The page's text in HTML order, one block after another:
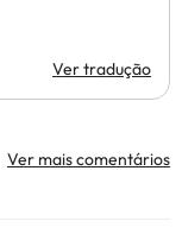
Ver tradução
Ver mais comentários